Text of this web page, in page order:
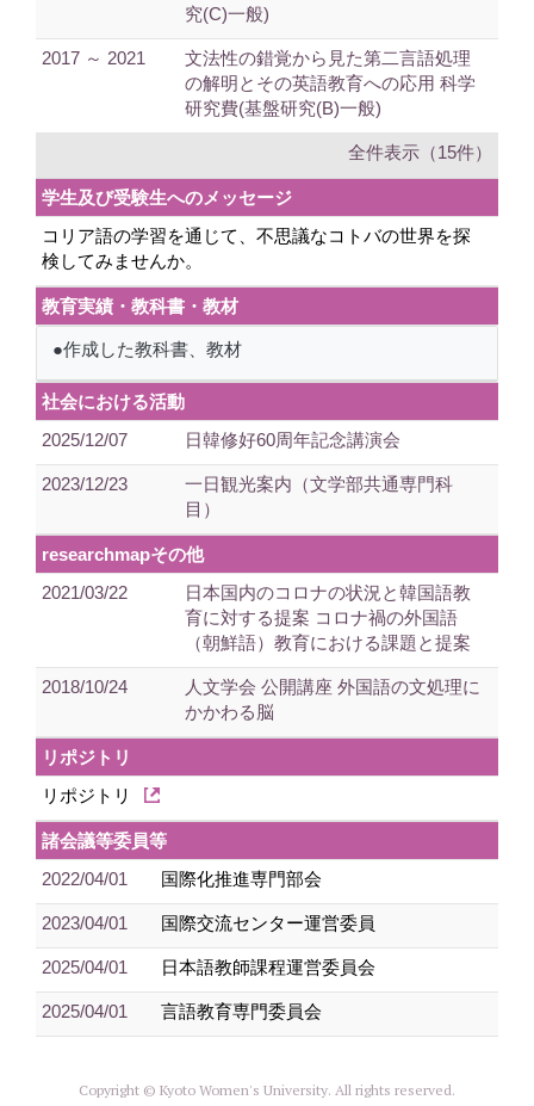
究(C)一般)
2017 ～ 2021
文法性の錯覚から見た第二言語処理
の解明とその英語教育への応用 科学
研究費(基盤研究(B)一般)
全件表示（15件）
学生及び受験生へのメッセージ
コリア語の学習を通じて、不思議なコトバの世界を探
検してみませんか。
教育実績・教科書・教材
●作成した教科書、教材
社会における活動
2025/12/07
日韓修好60周年記念講演会
2023/12/23
一日観光案内（文学部共通専門科
目）
researchmapその他
2021/03/22
日本国内のコロナの状況と韓国語教
育に対する提案 コロナ禍の外国語
（朝鮮語）教育における課題と提案
2018/10/24
人文学会 公開講座 外国語の文処理に
かかわる脳
リポジトリ
リポジトリ
諸会議等委員等
2022/04/01
国際化推進専門部会
2023/04/01 国際交流センター運営委員
2025/04/01 日本語教師課程運営委員会
2025/04/01 言語教育専門委員会
Copyright © Kyoto Women's University. All rights reserved.